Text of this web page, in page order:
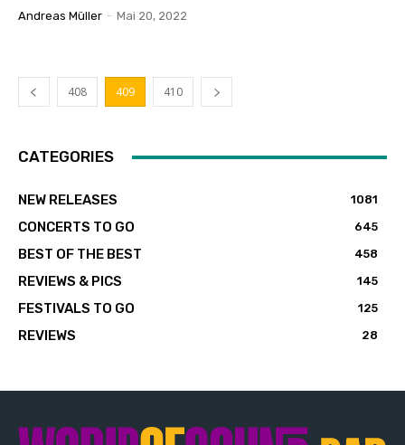
Andreas Müller - Mai 20, 2022
408 409 410
CATEGORIES
NEW RELEASES 1081
CONCERTS TO GO 645
BEST OF THE BEST 458
REVIEWS & PICS 145
FESTIVALS TO GO 125
REVIEWS 28